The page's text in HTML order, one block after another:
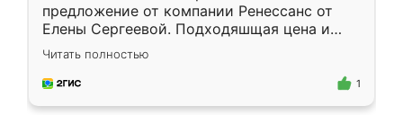
предложение от компании Ренессанс от
Елены Сергеевой. Подходяшщая цена и
короткие сроки изготовления. Приехавший
для замера сотрудник Владислав
предложил по моему эскизу самый
Читать полностью
1